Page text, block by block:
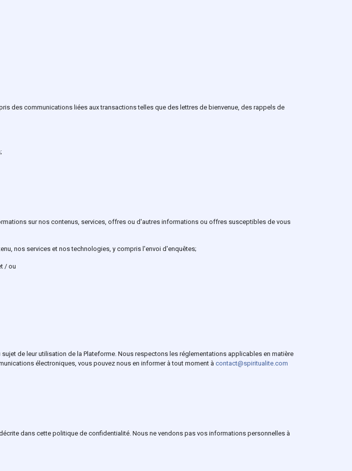
des communications liées aux transactions telles que des lettres de bienvenue, des rappels de
sur nos contenus, services, offres ou d'autres informations ou offres susceptibles de vous
nos services et nos technologies, y compris l'envoi d'enquêtes;
/ ou
de leur utilisation de la Plateforme. Nous respectons les réglementations applicables en matière
électroniques, vous pouvez nous en informer à tout moment à contact@spiritualite.com
dans cette politique de confidentialité. Nous ne vendons pas vos informations personnelles à